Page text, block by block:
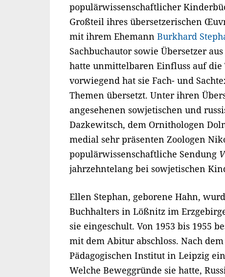
populärwissenschaftlicher
Großteil ihres übersetzerischen
mit ihrem Ehemann Burkhard
Sachbuchautor sowie Übersetzer
hatte unmittelbaren Einfluss auf
vorwiegend hat sie Fach- und
Themen übersetzt. Unter ihren
angesehenen sowjetischen und
Dazkewitsch, dem Ornithologen
medial sehr präsenten Zoologen
populärwissenschaftliche Sendung
jahrzehntelang bei sowjetischen
Ellen Stephan, geborene Hahn,
Buchhalters in Lößnitz im
sie eingeschult. Von 1953 bis 1955
mit dem Abitur abschloss. Nach
Pädagogischen Institut in Leipzig
Welche Beweggründe sie hatte,